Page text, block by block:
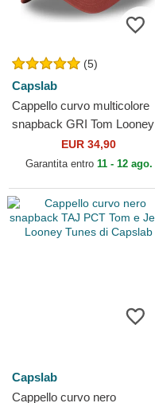
(5)
Capslab
Cappello curvo multicolore
snapback GRI Tom Looney
Tunes di Capslab
EUR 34,90
Garantita entro 11 - 12 ago.
Capslab
Cappello curvo nero